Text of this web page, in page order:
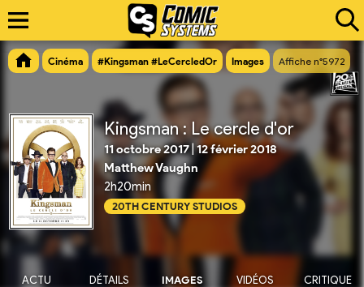
Cinéma #Kingsman #LeCercledOr Images Affiche n°5972
Kingsman : Le cercle d'or
11 octobre 2017 |12 février 2018
Matthew Vaughn
2h20min
20TH CENTURY STUDIOS
ACTU DÉTAILS IMAGES VIDÉOS CRITIQUE